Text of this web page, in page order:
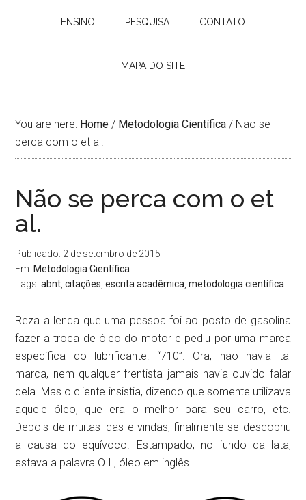
ENSINO PESQUISA CONTATO
MAPA DO SITE
You are here: Home / Metodologia Cientí­fica / Não se
perca com o et al.
Não se perca com o et
al.
Publicado: 2 de setembro de 2015
Em: Metodologia Cientí­fica
Tags:abnt ,citações ,escrita acadêmica ,metodologia cientí­fica
Reza a lenda que uma pessoa foi ao posto de gasolina
fazer a troca de óleo do motor e pediu por uma marca
específica do lubrificante: “710”. Ora, não havia tal
marca, nem qualquer frentista jamais havia ouvido falar
dela. Mas o cliente insistia, dizendo que somente utilizava
aquele óleo, que era o melhor para seu carro, etc.
Depois de muitas idas e vindas, finalmente se descobriu
a causa do equívoco. Estampado, no fundo da lata,
estava a palavra OIL, óleo em inglês.